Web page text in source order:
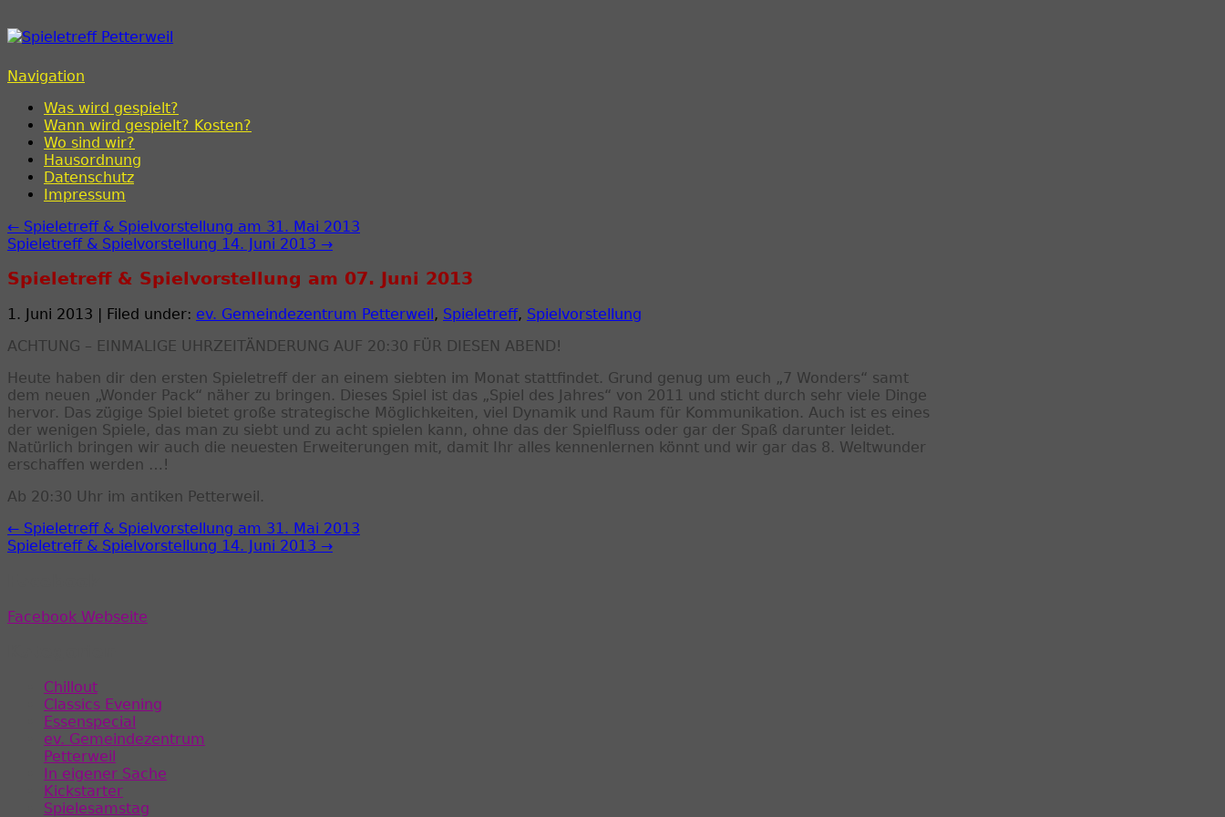
Navigation
Was wird gespielt?
Wann wird gespielt? Kosten?
Wo sind wir?
Hausordnung
Datenschutz
Impressum
← Spieletreff & Spielvorstellung am 31. Mai 2013
Spieletreff & Spielvorstellung 14. Juni 2013 →
Spieletreff & Spielvorstellung am 07. Juni 2013
1. Juni 2013 | Filed under: ev. Gemeindezentrum Petterweil , Spieletreff, Spielvorstellung
ACHTUNG – EINMALIGE UHRZEITÄNDERUNG AUF 20:30 FÜR DIESEN ABEND!
Heute haben dir den ersten Spieletreff der an einem siebten im Monat stattfindet. Grund genug um euch „7 Wonders“ samt
dem neuen „Wonder Pack“ näher zu bringen. Dieses Spiel ist das „Spiel des Jahres“ von 2011 und sticht durch sehr viele Dinge
hervor. Das zügige Spiel bietet große strategische Möglichkeiten, viel Dynamik und Raum für Kommunikation. Auch ist es eines
der wenigen Spiele, das man zu siebt und zu acht spielen kann, ohne das der Spielfluss oder gar der Spaß darunter leidet.
Natürlich bringen wir auch die neuesten Erweiterungen mit, damit Ihr alles kennenlernen könnt und wir gar das 8. Weltwunder
erschaffen werden …!
Ab 20:30 Uhr im antiken Petterweil.
← Spieletreff & Spielvorstellung am 31. Mai 2013
Spieletreff & Spielvorstellung 14. Juni 2013 →
Facebook Webseite
Chillout
Classics Evening
Essenspecial
ev. Gemeindezentrum
Petterweil
In eigener Sache
Kickstarter
Spielesamstag